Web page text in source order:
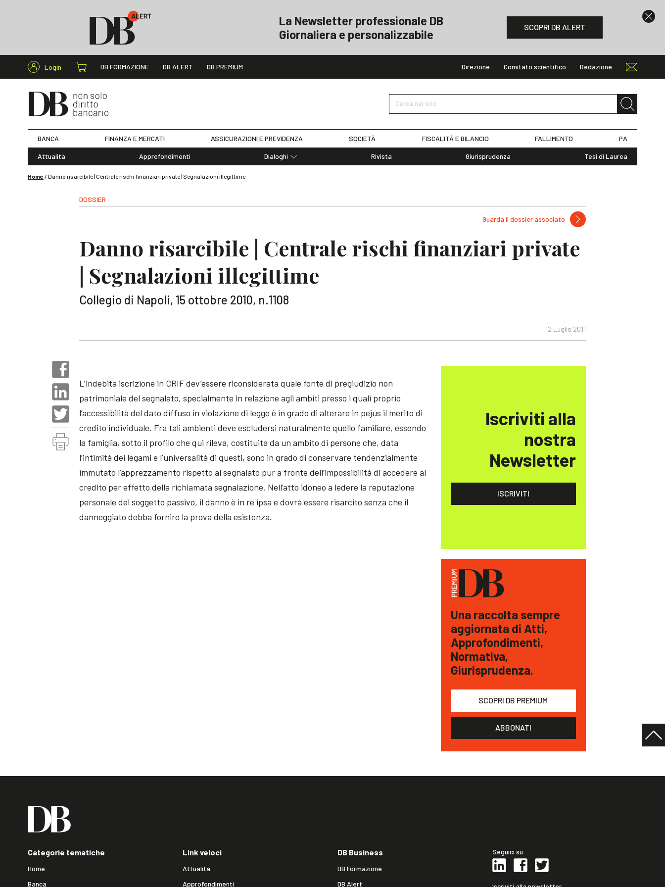
La Newsletter professionale DB
Giornaliera e personalizzabile
SCOPRI DB ALERT
Login DB FORMAZIONE DB ALERT DB PREMIUM Direzione Comitato scientifico Redazione
Cerca nel sito
BANCA FINANZA E MERCATI ASSICURAZIONI E PREVIDENZA SOCIETÀ FISCALITÀ E BILANCIO FALLIMENTO PA
Attualità Approfondimenti
Dialoghi
Rivista Giurisprudenza Tesi di Laurea
Home /Danno risarcibile | Centrale rischi finanziari private | Segnalazioni illegittime
DOSSIER
Guarda il dossier associato
Danno risarcibile | Centrale rischi finanziari private
| Segnalazioni illegittime
Collegio di Napoli, 15 ottobre 2010, n.1108
12 Luglio 2011
L’indebita iscrizione in CRIF dev’essere riconsiderata quale fonte di pregiudizio non
patrimoniale del segnalato, specialmente in relazione agli ambiti presso i quali proprio
l’accessibilità del dato diffuso in violazione di legge è in grado di alterare in pejus il merito di
credito individuale. Fra tali ambienti deve escludersi naturalmente quello familiare, essendo
la famiglia, sotto il profilo che qui rileva, costituita da un ambito di persone che, data
l’intimità dei legami e l’universalità di questi, sono in grado di conservare tendenzialmente
immutato l’apprezzamento rispetto al segnalato pur a fronte dell’impossibilità di accedere al
credito per effetto della richiamata segnalazione. Nell’atto idoneo a ledere la reputazione
personale del soggetto passivo, il danno è in re ipsa e dovrà essere risarcito senza che il
danneggiato debba fornire la prova della esistenza.
Iscriviti alla
nostra
Newsletter
ISCRIVITI
Una raccolta sempre
aggiornata di Atti,
Approfondimenti,
Normativa,
Giurisprudenza.
SCOPRI DB PREMIUM
ABBONATI
Categorie tematiche
Home
Banca
Link veloci
Attualità
Approfondimenti
DB Business
DB Formazione
DB Alert
Seguici su